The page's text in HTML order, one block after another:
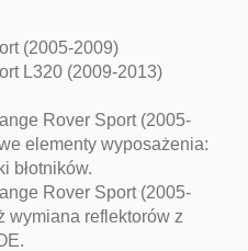
(2005-2009)
L320 (2009-2013)
Rover Sport (2005-
elementy wyposażenia:
błotników.
Rover Sport (2005-
wymiana reflektorów z